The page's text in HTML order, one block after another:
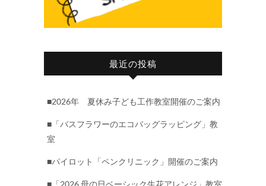
最近の投稿
■2026年 夏休み子ども工作教室開催のご案内
■「バスフラワーのエコバッグラッピング」教
室
■パイロット「ペンクリニック」開催のご案内
■「2026 母の日ベーシック生花アレンジ」教室